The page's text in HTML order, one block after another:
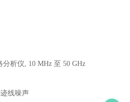
析仪, 10 MHz 至 50 GHz
线噪声